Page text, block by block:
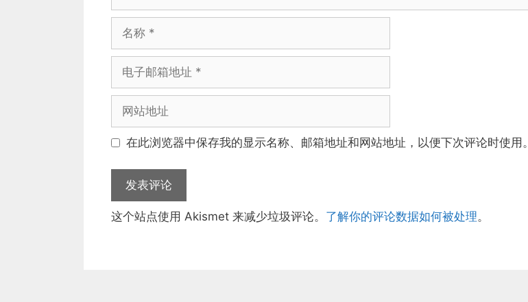
邮
址
地 在此浏览器中保存我的显示名称、邮箱地址和网站地址，以便下次评论时使用。
这个站点使用 Akismet 来减少垃圾评论。 了解你的评论数据如何被处理。